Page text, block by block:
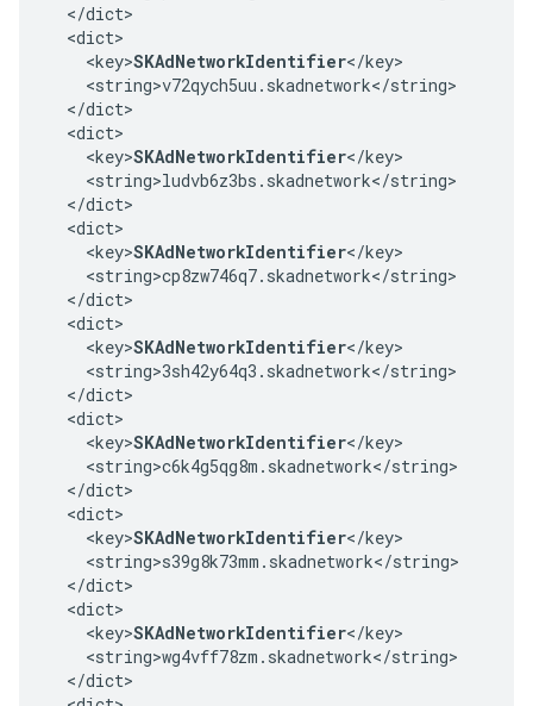
  </dict>
  <dict>
    <key>
SKAdNetworkIdentifier</key>
    <string>v72qych5uu.skadnetwork</string>
  </dict>
  <dict>
    <key>
SKAdNetworkIdentifier</key>
    <string>ludvb6z3bs.skadnetwork</string>
  </dict>
  <dict>
    <key>
SKAdNetworkIdentifier</key>
    <string>cp8zw746q7.skadnetwork</string>
  </dict>
  <dict>
    <key>
SKAdNetworkIdentifier</key>
    <string>3sh42y64q3.skadnetwork</string>
  </dict>
  <dict>
    <key>
SKAdNetworkIdentifier</key>
    <string>c6k4g5qg8m.skadnetwork</string>
  </dict>
  <dict>
    <key>
SKAdNetworkIdentifier</key>
    <string>s39g8k73mm.skadnetwork</string>
  </dict>
  <dict>
    <key>
SKAdNetworkIdentifier</key>
    <string>wg4vff78zm.skadnetwork</string>
  </dict>